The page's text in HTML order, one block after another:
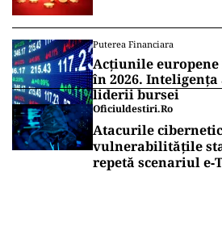
Puterea Financiara
Acțiunile
în 2026.
liderii bursei
Oficiuldestiri.ro
Atacurile
vulnerabilitățile
repetă scenariul